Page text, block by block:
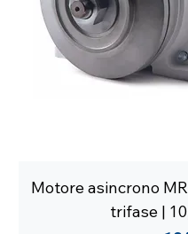
Motore asincrono
trifase |